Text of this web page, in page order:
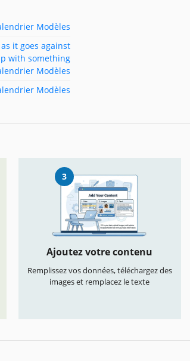
Modèles
it goes against
with something
Modèles
Modèles
3
Ajoutez votre contenu
Remplissez vos données, téléchargez des
images et remplacez le texte